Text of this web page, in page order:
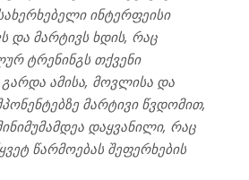
ინტერფეისი
და მარტივს ხდის, რაც
ტრენინგს თქვენი
ამისა, მოვლისა და
მარტივი წვდომით,
დაყვანილი, რაც
წარმოებას შეფერხების